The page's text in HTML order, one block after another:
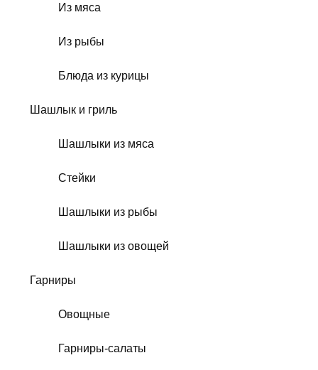
Из мяса
Из рыбы
Блюда из курицы
Шашлык и гриль
Шашлыки из мяса
Стейки
Шашлыки из рыбы
Шашлыки из овощей
Гарниры
Овощные
Гарниры-салаты